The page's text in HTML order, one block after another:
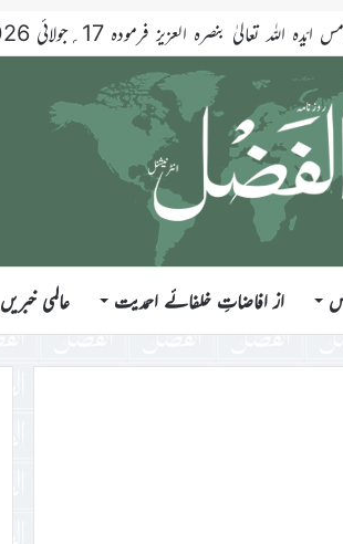
تعالیٰ بنصرہ العزیز فرمودہ 17؍جولائی 2026ء
از افاضاتِ خلفائے احمدیت عالمی خبریں